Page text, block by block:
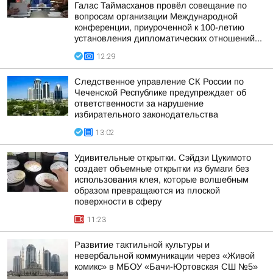
Галас Таймасханов провёл совещание по
вопросам организации Международной
конференции, приуроченной к 100-летию
установления дипломатических отношений...
12:29
Следственное управление СК России по
Чеченской Республике предупреждает об
ответственности за нарушение
избирательного законодательства
13:02
Удивительные открытки. Сэйдзи Цукимото
создает объемные открытки из бумаги без
использования клея, которые волшебным
образом превращаются из плоской
поверхности в сферу
11:23
Развитие тактильной культуры и
невербальной коммуникации через «Живой
комикс» в МБОУ «Бачи-Юртовская СШ №5»